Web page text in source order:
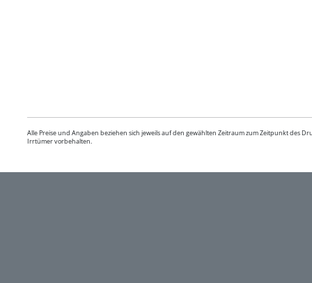
Alle Preise und Angaben beziehen sich jeweils auf den gewählten Zeitraum zum Zeitpunkt des
Irrtümer vorbehalten.